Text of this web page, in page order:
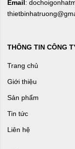
Email:
THÔNG TIN CÔNG
Trang chủ
Giới thiệu
Sản phẩm
Tin tức
Liên hệ